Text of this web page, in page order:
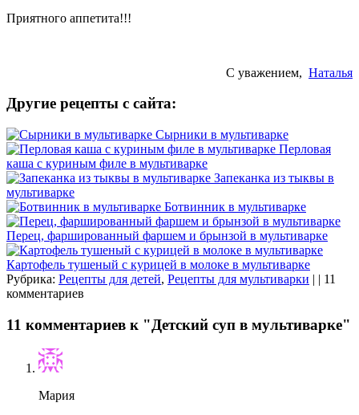
Приятного аппетита!!!
С уважением, Наталья
Другие рецепты с сайта:
Сырники в мультиварке
Перловая
каша с куриным филе в мультиварке
Запеканка из тыквы в
мультиварке
Ботвинник в мультиварке
Перец, фаршированный фаршем и брынзой в мультиварке
Картофель тушеный с курицей в молоке в мультиварке
Рубрика: Рецепты для детей, Рецепты для мультиварки | | 11
комментариев
11 комментариев к "Детский суп в мультиварке"
Мария